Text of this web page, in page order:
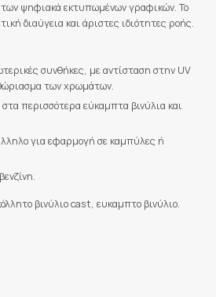
των ψηφιακά εκτυπωμένων γραφικών. Το
διαύγεια και άριστες ιδιότητες ροής.
συνθήκες, με αντίσταση στην UV
των χρωμάτων.
περισσότερα εύκαμπτα βινύλια και
για εφαρμογή σε καμπύλες ή
βινύλιο cast, ευκαμπτο βινύλιο.